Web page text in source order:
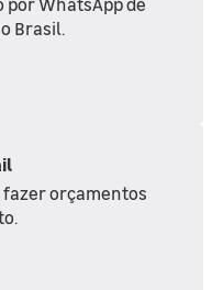
Brasil.
orçamentos